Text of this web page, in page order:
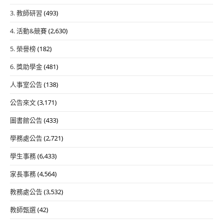
3. 教師研習 (493)
4. 活動&競賽(2,630)
5. 榮譽榜(182)
6. 獎助學金(481)
人事室公告(138)
公告來文(3,171)
圖書館公告(433)
學務處公告(2,721)
學生事務(6,433)
家長事務(4,564)
教務處公告(3,532)
教師甄選(42)